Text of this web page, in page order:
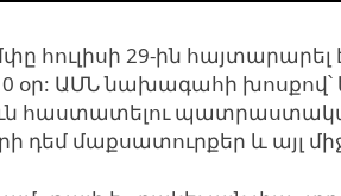
հուլիսի 29-ին
օր: ԱՄՆ նախագահի խոսքով՝
հաստատելու
դեմ մաքսատուրքեր և այլ